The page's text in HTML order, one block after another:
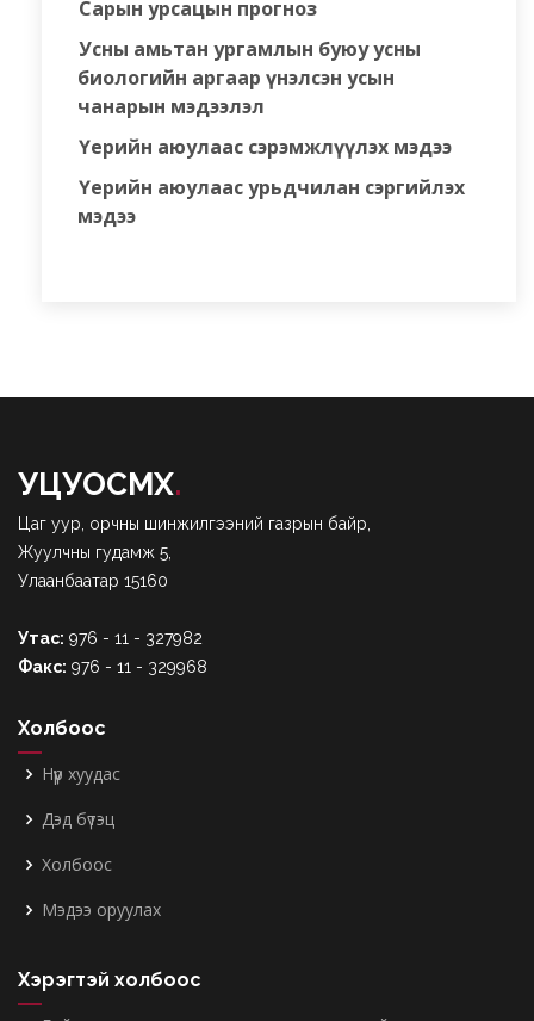
Сарын урсацын прогноз
Усны амьтан ургамлын буюу усны
биологийн аргаар үнэлсэн усын
чанарын мэдээлэл
Үерийн аюулаас сэрэмжлүүлэх мэдээ
Үерийн аюулаас урьдчилан сэргийлэх
мэдээ
УЦУОСМХ.
Цаг уур, орчны шинжилгээний газрын байр,
Жуулчны гудамж 5,
Улаанбаатар 15160
Утас: 976 - 11 - 327982
Факс: 976 - 11 - 329968
Холбоос
Нүүр хуудас
Дэд бүтэц
Холбоос
Мэдээ оруулах
Хэрэгтэй холбоос